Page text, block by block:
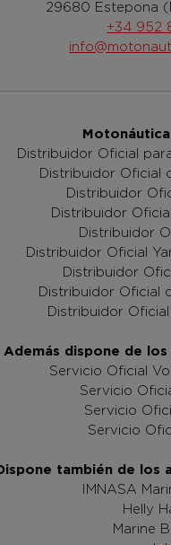
29680 Estepona
+34 952
Distribuidor Oficial
Distribuidor Oficial
Distribuidor
Distribuidor
Distribuidor
Distribuidor Oficial
Distribuidor
Distribuidor Oficial
Distribuidor
Además dispone de
Servicio Oficial
Servicio
Servicio
Servicio
también de los
IMNASA
Helly
Marine